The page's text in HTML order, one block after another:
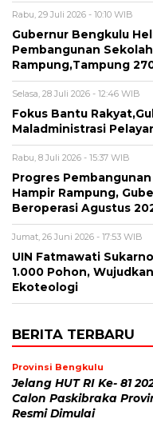
Rabu, 29 Juli 2026 - 10:10 WIB
Gubernur Bengkulu
Pembangunan
Rampung,Tampung
Selasa, 28 Juli 2026 - 12:46 WIB
Fokus Bantu
Maladministrasi
Rabu, 8 Juli 2026 - 15:37 WIB
Progres
Hampir Rampung,
Beroperasi Agustus
Jumat, 26 Juni 2026 - 17:53 WIB
UIN Fatmawati
1.000 Pohon,
Ekoteologi
BERITA TERBARU
Provinsi Bengkulu
Jelang HUT RI Ke- 81
Calon Paskibraka
Resmi Dimulai